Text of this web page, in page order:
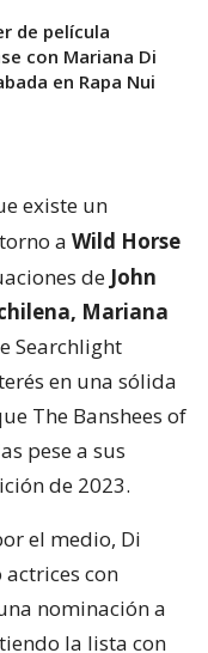
de película
con Mariana Di
en Rapa Nui
existe un
a Wild Horse
de John
Mariana
Searchlight
en una sólida
The Banshees of
pese a sus
de 2023.
el medio, Di
con
nominación a
la lista con